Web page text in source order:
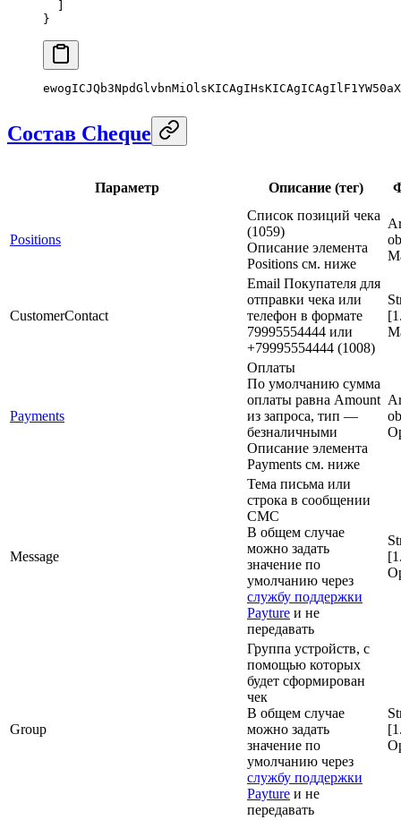
}
Состав Cheque
Параметр Описание (тег)
Positions
Список позиций чека
(1059)
Описание элемента
Positions см. ниже
CustomerContact
Email Покупателя для
отправки чека или
телефон в формате
79995554444 или
+79995554444 (1008)
Payments
Оплаты
По умолчанию сумма
оплаты равна Amount
из запроса, тип —
безналичными
Описание элемента
Payments см. ниже
Message
Тема письма или
строка в сообщении
СМС
В общем случае
можно задать
значение по
умолчанию через
службу поддержки
Payture и не
передавать
Group
Группа устройств, с
помощью которых
будет сформирован
чек
В общем случае
можно задать
значение по
умолчанию через
службу поддержки
Payture и не
передавать